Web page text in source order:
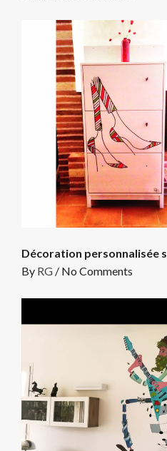
Décoration personnalisée
By RG / No Comments